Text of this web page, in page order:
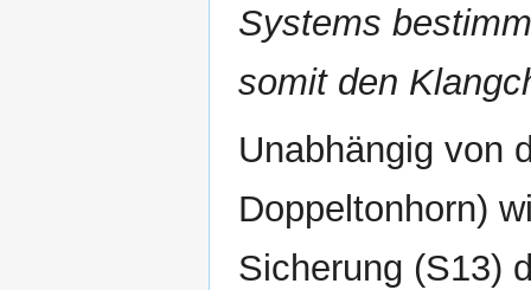
Systems
somit den
Unabhängig von
Doppeltonhorn)
Sicherung (S13)